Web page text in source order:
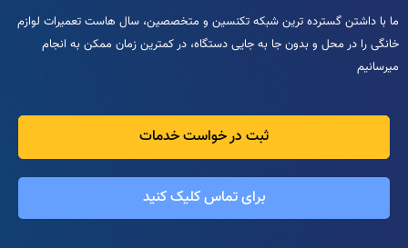
ما با داشتن گسترده ترین شبکه تکنسین و متخصصین، سال هاست تعمیرات لوازم
خانگی را در محل و بدون جا به جایی دستگاه، در کمترین زمان ممکن به انجام
میرسانیم
ثبت در خواست خدمات
برای تماس کلیک کنید